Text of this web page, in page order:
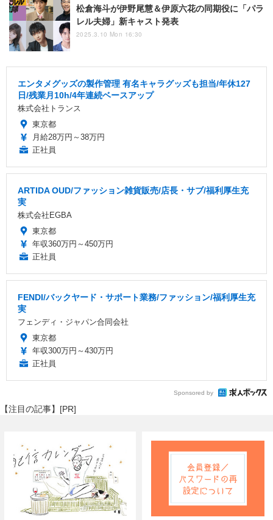
松倉海斗が伊野尾慧＆伊原六花の同期役に「パラ
レル夫婦」新キャスト発表
2025.3.10 Mon 16:30
エンタメグッズの製作管理 有名キャラグッズも担当/年休127
日/残業月10h/4年連続ベースアップ
株式会社トランス
東京都
月給28万円～38万円
正社員
ARTIDA OUD/ファッション雑貨販売/店長・サブ/福利厚生充
実
株式会社EGBA
東京都
年収360万円～450万円
正社員
FENDI/バックヤード・サポート業務/ファッション/福利厚生充
実
フェンディ・ジャパン合同会社
東京都
年収300万円～430万円
正社員
Sponsored by
【注目の記事】[PR]